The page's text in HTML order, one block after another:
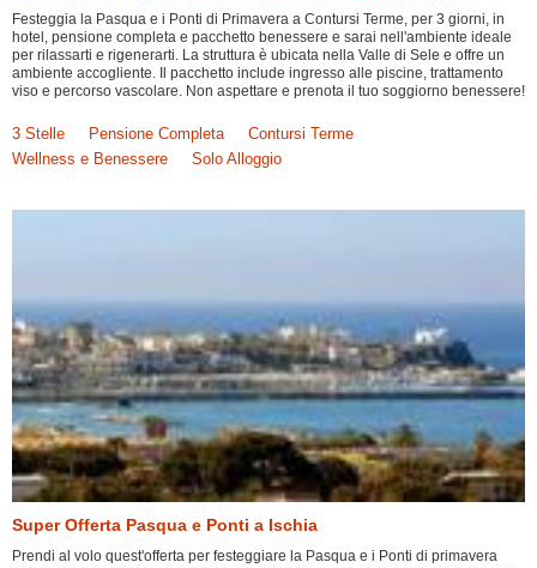
Festeggia la Pasqua e i Ponti di Primavera a Contursi Terme, per 3 giorni, in
hotel, pensione completa e pacchetto benessere e sarai nell'ambiente ideale
per rilassarti e rigenerarti. La struttura è ubicata nella Valle di Sele e offre un
ambiente accogliente. Il pacchetto include ingresso alle piscine, trattamento
viso e percorso vascolare. Non aspettare e prenota il tuo soggiorno benessere!
3 Stelle Pensione Completa
Contursi Terme
Wellness e Benessere
Solo Alloggio
Super Offerta Pasqua e Ponti a Ischia
Prendi al volo quest'offerta per festeggiare la Pasqua e i Ponti di primavera